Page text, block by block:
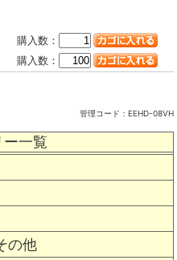
ー一覧
の他
購入数：
購入数：
管理コード： EEHD-08VH